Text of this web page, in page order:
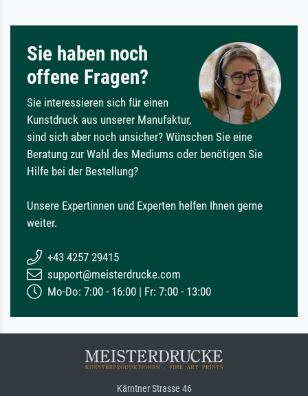
Sie haben noch
offene Fragen?
Sie interessieren sich für einen
Kunstdruck aus unserer Manufaktur,
sind sich aber noch unsicher? Wünschen Sie eine
Beratung zur Wahl des Mediums oder benötigen Sie
Hilfe bei der Bestellung?
Unsere Expertinnen und Experten helfen Ihnen gerne
weiter.
+43 4257 29415
support@meisterdrucke.com
Mo-Do: 7:00 - 16:00 | Fr: 7:00 - 13:00
Kärntner Strasse 46